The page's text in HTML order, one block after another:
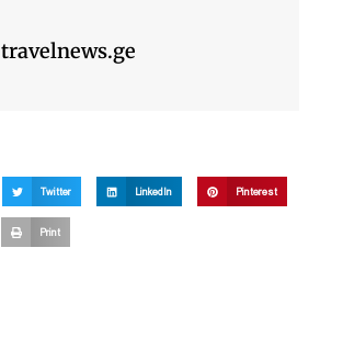
travelnews.ge
Twitter LinkedIn Pinterest
Print